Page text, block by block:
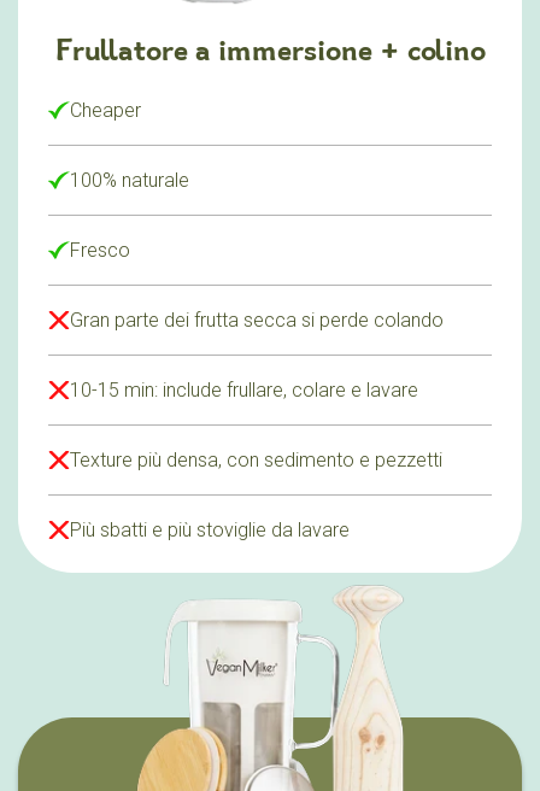
Frullatore a immersione + colino
Cheaper
100% naturale
Fresco
Gran parte dei frutta secca si perde colando
10-15 min: include frullare, colare e lavare
Texture più densa, con sedimento e pezzetti
Più sbatti e più stoviglie da lavare